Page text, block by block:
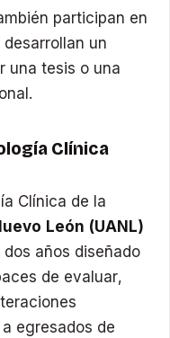
participan en
un
una tesis o una
Clínica
Clínica de la
León (UANL)
años diseñado
de evaluar,
egresados de